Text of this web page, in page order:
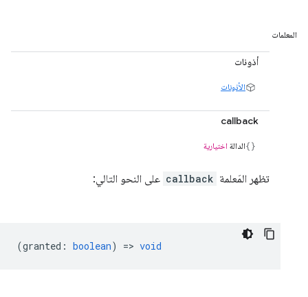
المعلمات
أذونات
الأذونات
callback
الدالة اختيارية
تظهر المَعلمة callback على النحو التالي:
(granted : boolean) => void